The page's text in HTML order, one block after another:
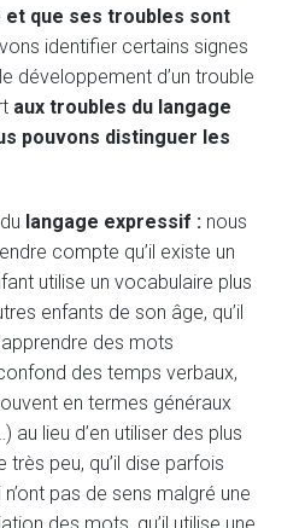
que ses troubles sont
identifier certains signes
développement d’un trouble
aux troubles du langage
pouvons distinguer les
langage expressif : nous
compte qu’il existe un
utilise un vocabulaire plus
enfants de son âge, qu’il
des mots
des temps verbaux,
en termes généraux
au lieu d’en utiliser des plus
très peu, qu’il dise parfois
pas de sens malgré une
des mots, qu’il utilise une